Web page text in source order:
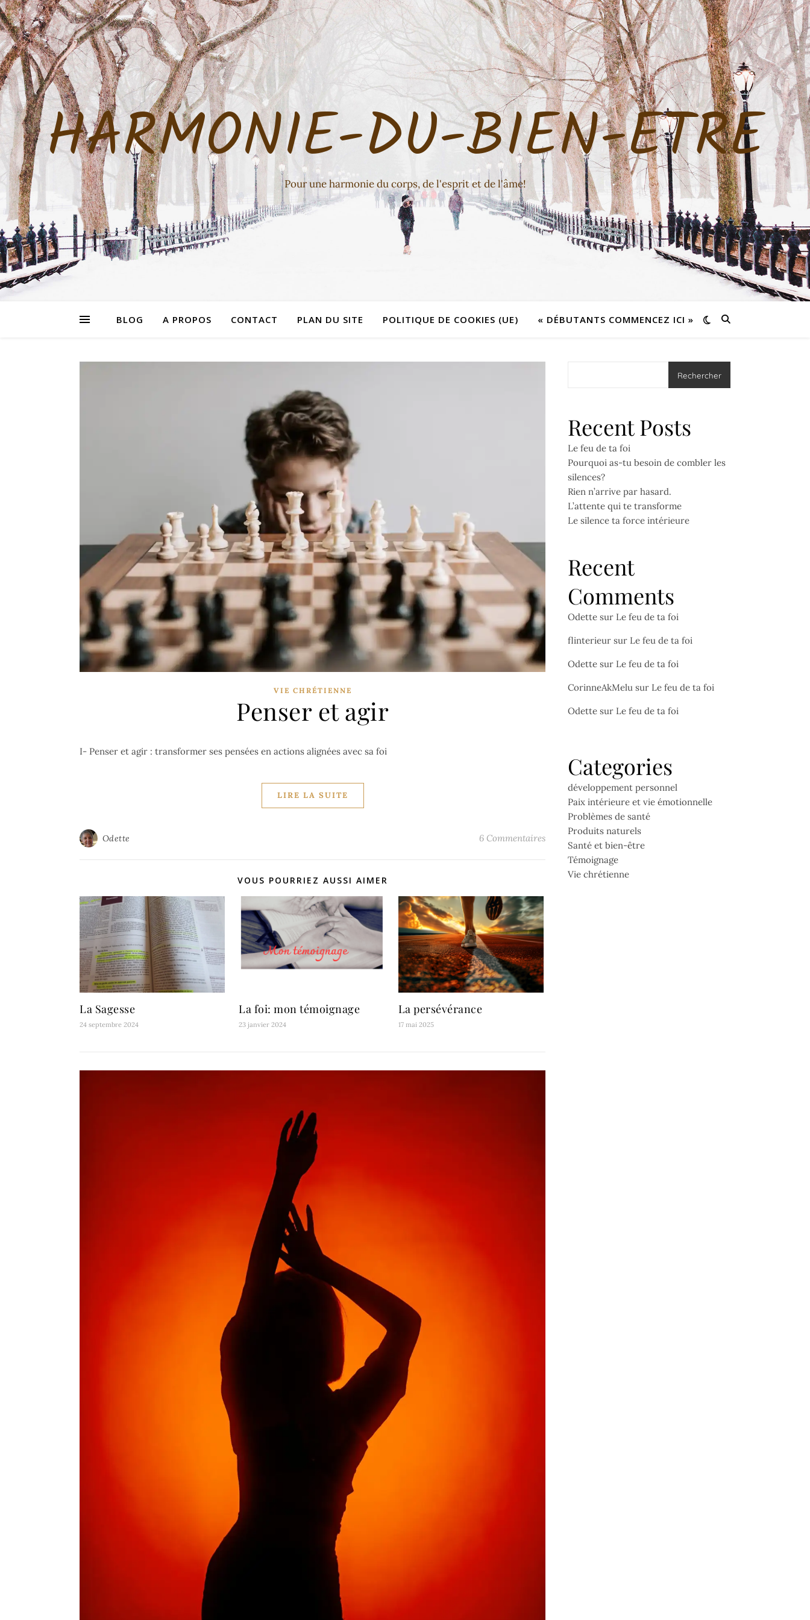
HARMONIE-DU-BIEN-ETRE
Pour une harmonie du corps, de l'esprit et de l'âme!
BLOG A PROPOS CONTACT PLAN DU SITE POLITIQUE DE COOKIES (UE) « DÉBUTANTS COMMENCEZ ICI »
VIE CHRÉTIENNE
Penser et agir
I- Penser et agir : transformer ses pensées en actions alignées avec sa foi
LIRE LA SUITE
Odette 6 Commentaires
VOUS POURRIEZ AUSSI AIMER
La Sagesse
24 septembre 2024
La foi: mon témoignage
23 janvier 2024
La persévérance
17 mai 2025
Rechercher
Recent Posts
Le feu de ta foi
Pourquoi as-tu besoin de combler les
silences?
Rien n’arrive par hasard.
L’attente qui te transforme
Le silence ta force intérieure
Recent
Comments
Odette sur Le feu de ta foi
flinterieur sur Le feu de ta foi
Odette sur Le feu de ta foi
CorinneAkMelu sur Le feu de ta foi
Odette sur Le feu de ta foi
Categories
développement personnel
Paix intérieure et vie émotionnelle
Problèmes de santé
Produits naturels
Santé et bien-être
Témoignage
Vie chrétienne